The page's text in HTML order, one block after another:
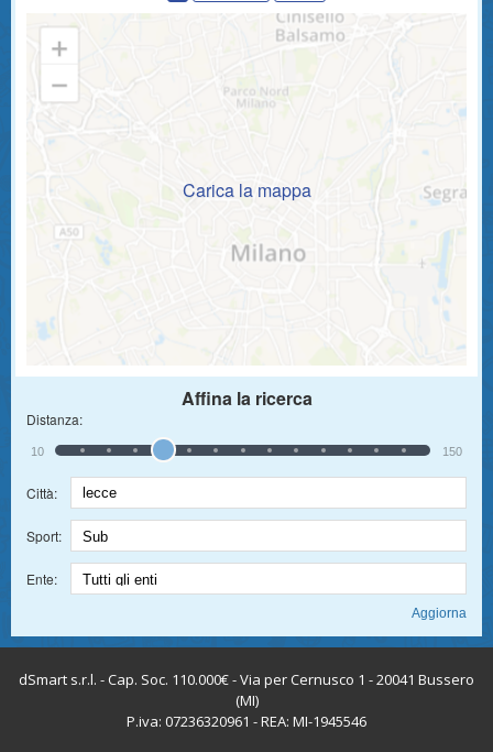
Carica la mappa
Affina la ricerca
Distanza:
10 150
Città:
Sport:
Ente:
dSmart s.r.l. - Cap. Soc. 110.000€ - Via per Cernusco 1 - 20041 Bussero
(MI)
P.iva: 07236320961 - REA: MI-1945546